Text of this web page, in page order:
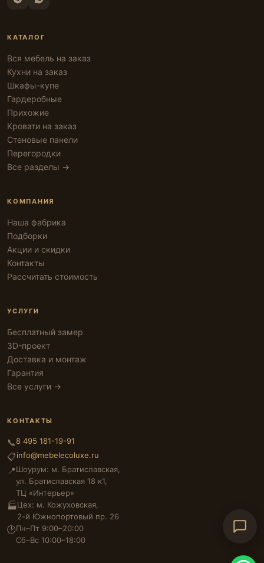
КАТАЛОГ
Вся мебель на заказ
Кухни на заказ
Шкафы-купе
Гардеробные
Прихожие
Кровати на заказ
Стеновые панели
Перегородки
Все разделы →
КОМПАНИЯ
Наша фабрика
Подборки
Акции и скидки
Контакты
Рассчитать стоимость
УСЛУГИ
Бесплатный замер
3D-проект
Доставка и монтаж
Гарантия
Все услуги →
КОНТАКТЫ
📞8 495 181-19-91
📋info@mebelecoluxe.ru
📍Шоурум: м. Братиславская,
ул. Братиславская 18 к1,
ТЦ «Интерьер»
🏭Цех: м. Кожуховская,
2-й Южнопортовый пр. 26
🕑Пн–Пт 9:00–20:00
Сб–Вс 10:00–18:00